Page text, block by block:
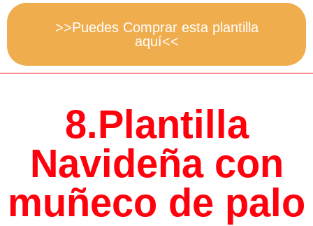
>>Puedes Comprar esta plantilla
aquí<<
8.Plantilla
Navideña con
muñeco de palo